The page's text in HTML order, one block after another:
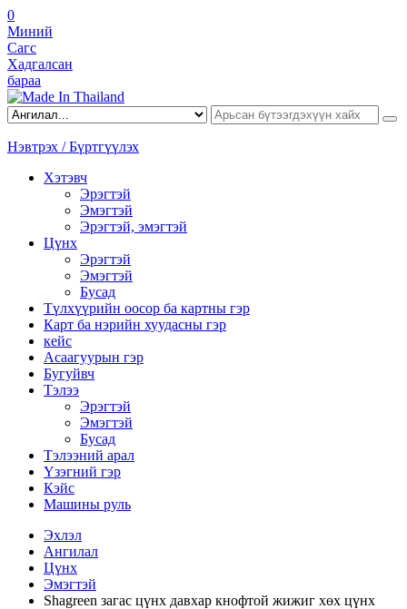
0
Миний
Сагс
Хадгалсан
бараа
Нэвтрэх / Бүртгүүлэх
Хэтэвч
Эрэгтэй
Эмэгтэй
Эрэгтэй, эмэгтэй
Цүнх
Эрэгтэй
Эмэгтэй
Бусад
Түлхүүрийн оосор ба картны гэр
Карт ба нэрийн хуудасны гэр
кейс
Асаагуурын гэр
Бугуйвч
Тэлээ
Эрэгтэй
Эмэгтэй
Бусад
Тэлээний арал
Үзэгний гэр
Кэйс
Машины руль
Эхлэл
Ангилал
Цүнх
Эмэгтэй
Shagreen загас цүнх давхар кнофтой жижиг хөх цүнх